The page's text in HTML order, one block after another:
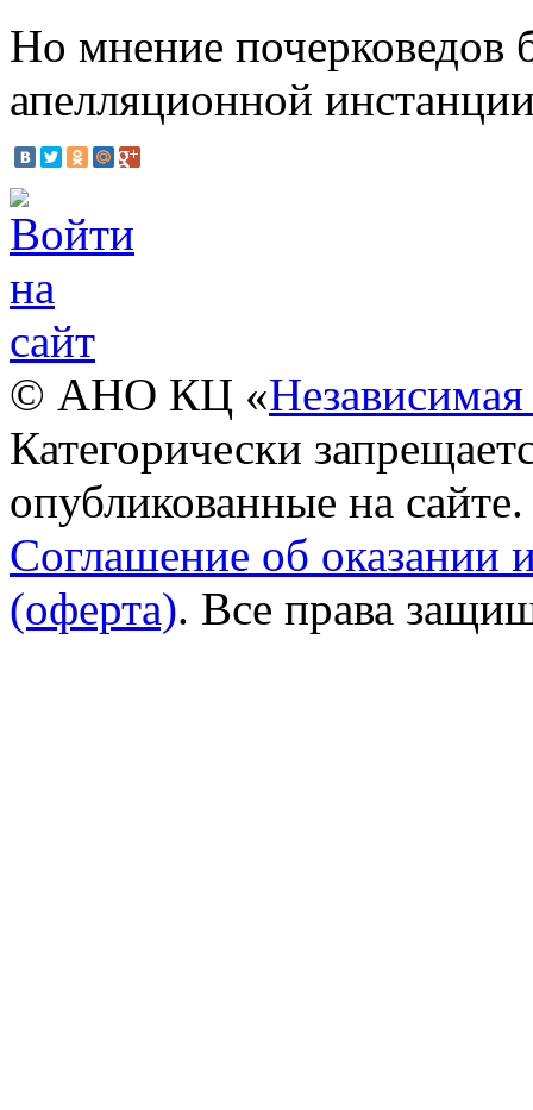
Но мнение
апелляционной
© АНО КЦ «Независимая
Категорически
опубликованные на сайте.
Соглашение об оказании
(оферта). Все права